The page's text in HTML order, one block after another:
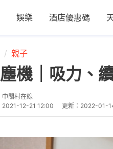
娛樂 酒店優惠碼
親子
機｜吸力、
中關村在線
2021-12-21 12:00 更新： 2022-01-